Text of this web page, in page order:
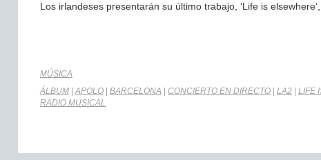
Los irlandeses presentarán su último trabajo, ‘Life is
MÚSICA
ÁLBUM |APOLO BARCELONA CONCIERTO EN DIRECTO LA2 LIFE
RADIO MUSICAL